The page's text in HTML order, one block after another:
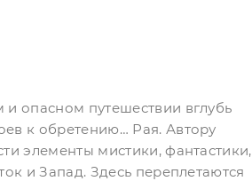
опасном путешествии вглубь
Рая. Автору
элементы мистики, фантастики,
и Запад. Здесь переплетаются